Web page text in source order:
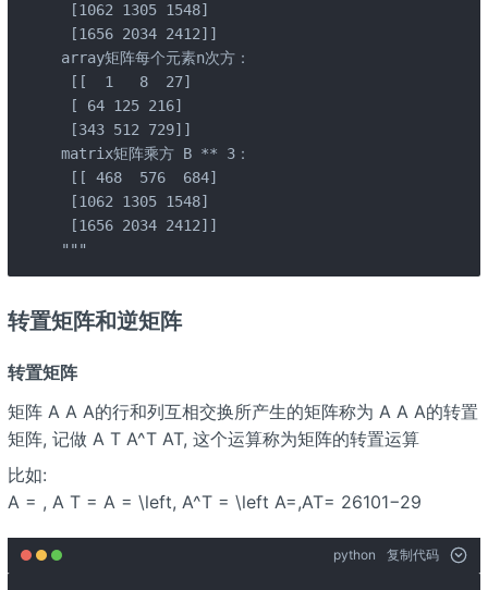
[1062 1305 1548]
[1656 2034 2412]]
array矩阵每个元素n次方：
[[  1   8  27]
[ 64 125 216]
[343 512 729]]
matrix矩阵乘方 B ** 3：
[[ 468  576  684]
[1062 1305 1548]
[1656 2034 2412]]
"""
转置矩阵和逆矩阵
转置矩阵
矩阵 A A A的行和列互相交换所产生的矩阵称为 A A A的转置
矩阵, 记做 A T A^T AT, 这个运算称为矩阵的转置运算
比如:
A = , A T = A = \left, A^T = \left A=,AT= 26101−29
python 复制代码